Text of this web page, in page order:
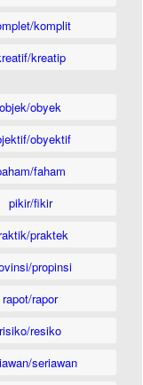
komplit
kreatip
objek/obyek
obyektif
faham
pikir/fikir
praktek
propinsi
rapot/rapor
risiko/resiko
seriawan